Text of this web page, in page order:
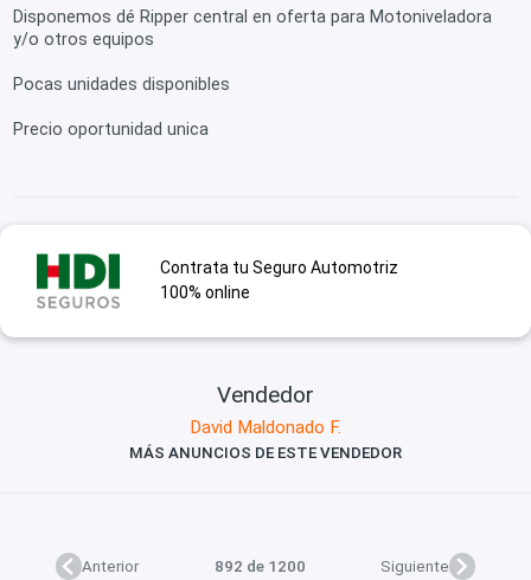
Disponemos dé Ripper central en oferta para Motoniveladora
y/o otros equipos
Pocas unidades disponibles
Precio oportunidad unica
Contrata tu Seguro Automotriz
100% online
Vendedor
David Maldonado F.
MÁS ANUNCIOS DE ESTE VENDEDOR
Anterior 892 de 1200 Siguiente